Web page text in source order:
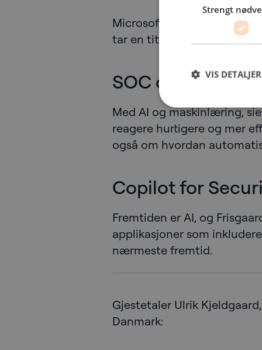
Microsoft har gjort en
tar en titt på det aktuelle
SOC og AI:
Med AI og maskinlæring,
reagere hurtigere og mer
også om hvordan
Copilot for
Fremtiden er AI, og
applikasjoner som
nærmeste fremtid.
Gjestetaler Ulrik
Danmark:
Strengt
VIS DETALJER